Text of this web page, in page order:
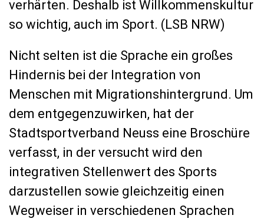
verhärten. Deshalb ist Willkommenskultur
so wichtig, auch im Sport. (LSB NRW)
Nicht selten ist die Sprache ein großes
Hindernis bei der Integration von
Menschen mit Migrationshintergrund. Um
dem entgegenzuwirken, hat der
Stadtsportverband Neuss eine Broschüre
verfasst, in der versucht wird den
integrativen Stellenwert des Sports
darzustellen sowie gleichzeitig einen
Wegweiser in verschiedenen Sprachen